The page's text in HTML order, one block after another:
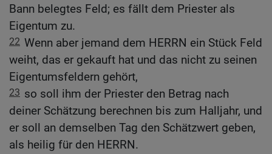
Bann belegtes Feld; es fällt dem Priester als
Eigentum zu.
22 Wenn aber jemand dem HERRN ein Stück Feld
weiht, das er gekauft hat und das nicht zu seinen
Eigentumsfeldern gehört,
23 so soll ihm der Priester den Betrag nach
deiner Schätzung berechnen bis zum Halljahr, und
er soll an demselben Tag den Schätzwert geben,
als heilig für den HERRN.